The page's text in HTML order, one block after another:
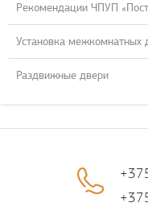
Рекомендации ЧПУП
Установка межкомнатных
Раздвижные двери